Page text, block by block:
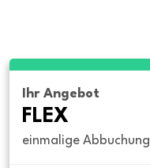
Ihr Angebot
FLEX
einmalige Abbuchung